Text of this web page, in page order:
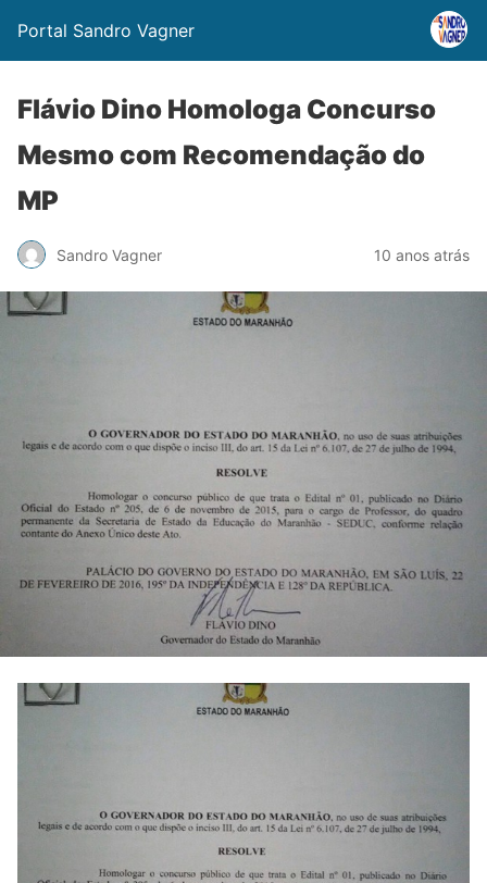
Portal Sandro Vagner
Flávio Dino Homologa Concurso
Mesmo com Recomendação do
MP
Sandro Vagner 10 anos atrás